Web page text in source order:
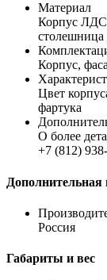
Материал
Корпус
Корпус,
Цвет
фартука
О более
+7 (812)
Россия
Габариты и вес